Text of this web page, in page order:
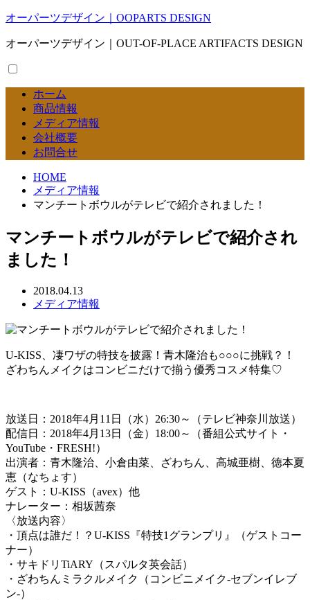
オーパーツデザイン｜OOPARTS DESIGN
オーパーツデザイン｜OUT-OF-PLACE ARTIFACTS DESIGN
ホーム
商品情報
メディア情報
会社概要
お問合せ
HOME
メディア情報
マンチートボウルがテレビで紹介されました！
マンチートボウルがテレビで紹介され
ました！
2018.04.13
メディア情報
U-KISS、凄ワザの特技を披露！青木隆治も○○○に挑戦？！
ざわちんメイクはコンビニだけで揃う優秀コスメ特集♡
放送日：2018年4月11日（水）26:30～（テレビ神奈川放送）
配信日：2018年4月13日（金）18:00～（番組公式サイト・
YouTube・FRESH!）
出演者：青木隆治、小倉由菜、ざわちん、高城亜樹、徳本夏
恵（なちょす）
ゲスト：U-KISS（avex）他
ナレーター：相坂茜奈
〈放送内容〉
・頂点は誰だ！？U-KISS『特技1グランプリ』（ゲストコー
ナー）
・サキドリTiARY（スパルタ英会話）
・ざわちんミラクルメイク（コンビニメイク-セブンイレブ
ン-）